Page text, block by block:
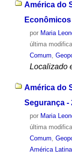
América do
por Maria
última
Comum,
Localizado
América do
Segurança -
por Maria
última
Comum,
América Latina